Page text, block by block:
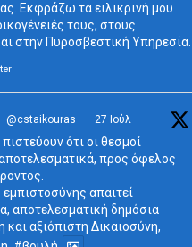
Εκφράζω τα ειλικρινή μου
τους, στους
στην Πυροσβεστική Υπηρεσία.
@cstaikouras · 27 Ιούλ
ότι οι θεσμοί
προς όφελος
απαιτεί
αποτελεσματική δημόσια
και αξιόπιστη Δικαιοσύνη,